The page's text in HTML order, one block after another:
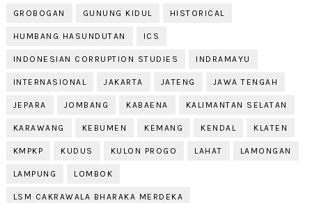
GROBOGAN GUNUNG KIDUL HISTORICAL
HUMBANG HASUNDUTAN ICS
INDONESIAN CORRUPTION STUDIES INDRAMAYU
INTERNASIONAL JAKARTA JATENG JAWA TENGAH
JEPARA JOMBANG KABAENA KALIMANTAN SELATAN
KARAWANG KEBUMEN KEMANG KENDAL KLATEN
KMPKP KUDUS KULON PROGO LAHAT LAMONGAN
LAMPUNG LOMBOK
LSM CAKRAWALA BHARAKA MERDEKA